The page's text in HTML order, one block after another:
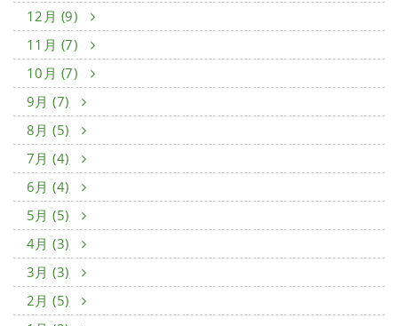
12月 (9)
11月 (7)
10月 (7)
9月 (7)
8月 (5)
7月 (4)
6月 (4)
5月 (5)
4月 (3)
3月 (3)
2月 (5)